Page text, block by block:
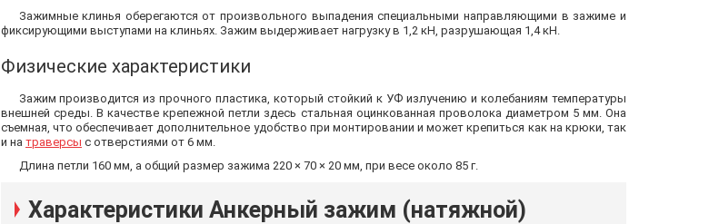
Зажимные клинья оберегаются от произвольного выпадения специальными направляющими в зажиме и
фиксирующими выступами на клиньях. Зажим выдерживает нагрузку в 1,2 кН, разрушающая 1,4 кН.
Физические характеристики
Зажим производится из прочного пластика, который стойкий к УФ излучению и колебаниям температуры
внешней среды. В качестве крепежной петли здесь стальная оцинкованная проволока диаметром 5 мм. Она
съемная, что обеспечивает дополнительное удобство при монтировании и может крепиться как на крюки, так
и на траверсы с отверстиями от 6 мм.
Длина петли 160 мм, а общий размер зажима 220 × 70 × 20 мм, при весе около 85 г.
Характеристики Анкерный зажим (натяжной)